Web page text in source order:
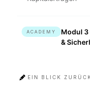
ACADEMY
Modul 3
&
EIN BLICK